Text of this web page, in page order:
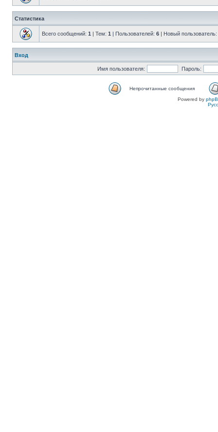
Статистика
Всего сообщений: 1 | Тем: 1 | Пользователей: 6 | Новый пользователь:
Вход
Имя пользователя: Пароль:
Непрочитанные сообщения
Powered by